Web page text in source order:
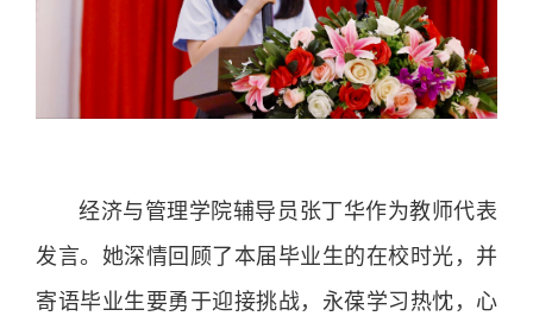
经济与管理学院辅导员张丁华作为教师代表
发言。她深情回顾了本届毕业生的在校时光，并
寄语毕业生要勇于迎接挑战，永葆学习热忱，心